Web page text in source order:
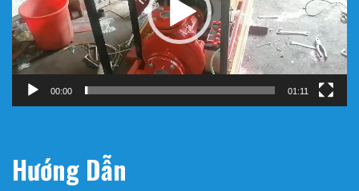
00:00 01:11
Hướng Dẫn